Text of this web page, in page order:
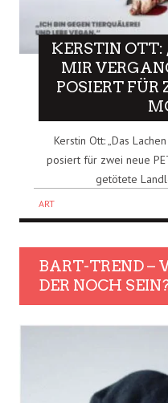
KERSTIN
MIR
POSIERT FÜR
Kerstin Ott: „Das
posiert für zwei neue
getötete
ART
BART-TREND –
DER NOCH